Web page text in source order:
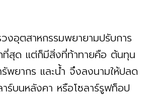
งอุตสาหกรรมพยายามปรับการ
ที่สุด แต่ก็มีสิ่งที่ท้าทายคือ ต้นทุน
พยากร และน้ำ จึงลงนามให้ปลด
ร์บนหลังคา หรือโซลาร์รูฟท็อป